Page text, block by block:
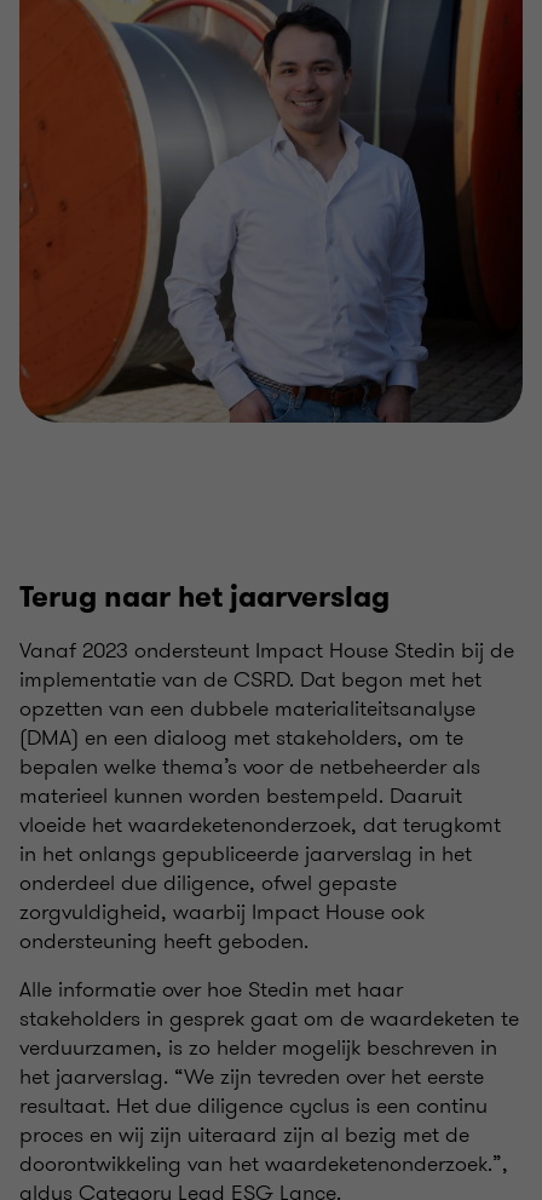
Terug naar het jaarverslag
Vanaf 2023 ondersteunt Impact House Stedin bij de
implementatie van de CSRD. Dat begon met het
opzetten van een dubbele materialiteitsanalyse
(DMA) en een dialoog met stakeholders, om te
bepalen welke thema’s voor de netbeheerder als
materieel kunnen worden bestempeld. Daaruit
vloeide het waardeketenonderzoek, dat terugkomt
in het onlangs gepubliceerde jaarverslag in het
onderdeel due diligence, ofwel gepaste
zorgvuldigheid, waarbij Impact House ook
ondersteuning heeft geboden.
Alle informatie over hoe Stedin met haar
stakeholders in gesprek gaat om de waardeketen te
verduurzamen, is zo helder mogelijk beschreven in
het jaarverslag. “We zijn tevreden over het eerste
resultaat. Het due diligence cyclus is een continu
proces en wij zijn uiteraard zijn al bezig met de
doorontwikkeling van het waardeketenonderzoek.”,
aldus Category Lead ESG Lance.